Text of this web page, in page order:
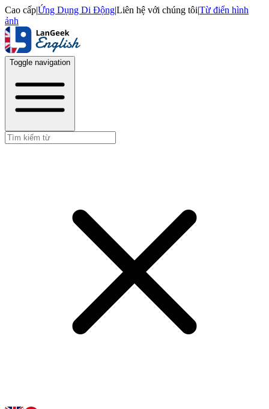
Cao cấp|Ứng Dụng Di Động|Liên hệ với chúng tôi|Từ điển hình
ảnh
Toggle navigation